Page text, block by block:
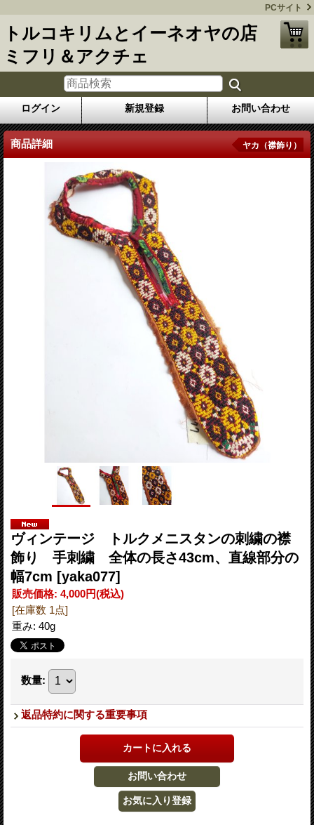
PCサイト
トルコキリムとイーネオヤの店
ミフリ＆アクチェ
ログイン 新規登録 お問い合わせ
商品詳細 ヤカ（襟飾り）
ヴィンテージ トルクメニスタンの刺繍の襟
飾り 手刺繍 全体の長さ43cm、直線部分の
幅7cm [yaka077]
販売価格: 4,000円(税込)
[在庫数 1点]
重み: 40g
数量:
返品特約に関する重要事項